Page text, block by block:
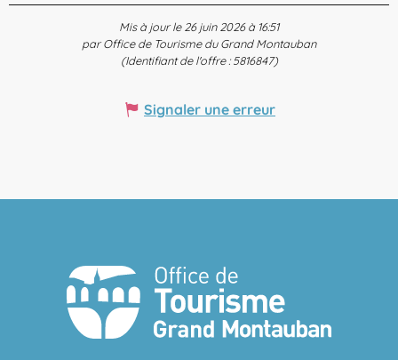
Mis à jour le 26 juin 2026 à 16:51
par Office de Tourisme du Grand Montauban
(Identifiant de l'offre :5816847)
Signaler une erreur